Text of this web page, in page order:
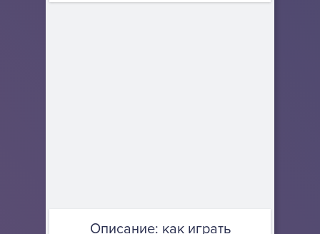
Описание: как играть